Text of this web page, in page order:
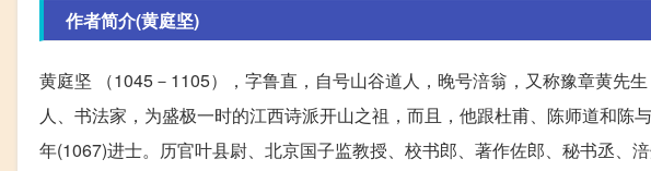
作者简介(黄庭坚)
黄庭坚 （1045－1105），字鲁直，自号山谷道人，晚号涪翁，又称豫章黄先
人、书法家，为盛极一时的江西诗派开山之祖，而且，他跟杜甫、陈师道和陈
年(1067)进士。历官叶县尉、北京国子监教授、校书郎、著作佐郎、秘书丞、